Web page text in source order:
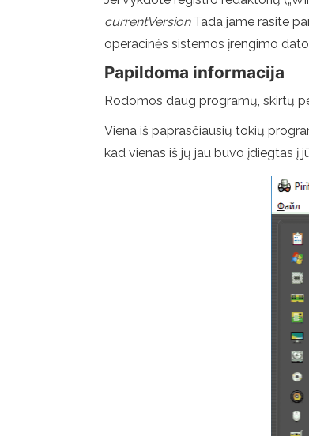
currentVersionTada jame rasite
operacinės sistemos įrengimo
Papildoma informacija
Rodomos daug programų, skirtų
Viena iš paprasčiausių tokių
kad vienas iš jų jau buvo įdiegtas į